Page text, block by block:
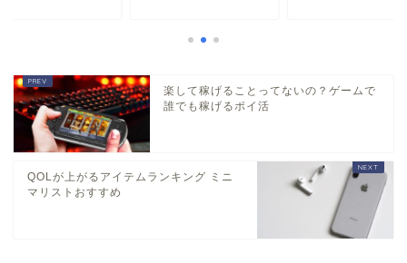
楽して稼げることってないの？ゲームで
誰でも稼げるポイ活
QOLが上がるアイテムランキング ミニ
マリストおすすめ